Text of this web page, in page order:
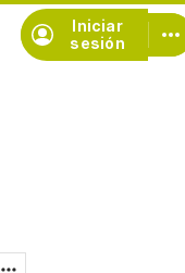
Iniciar
sesión